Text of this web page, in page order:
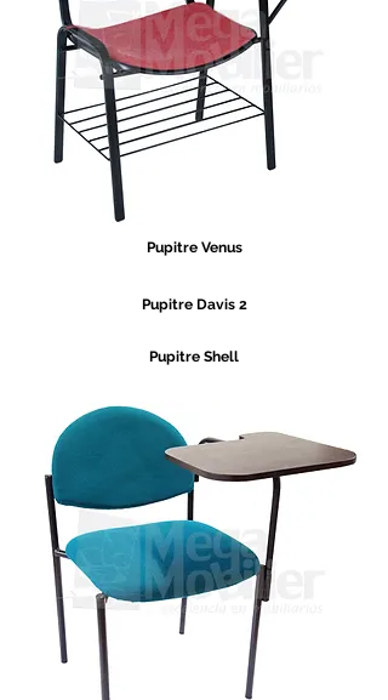
Pupitre Venus
Pupitre Davis 2
Pupitre Shell